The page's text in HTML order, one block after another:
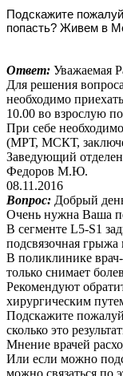
Подскажите
попасть? Живем в
Ответ: Уважаемая
Для решения
необходимо
10.00 во взрослую
При себе
(МРТ, МСКТ,
Заведующий
Федоров М.Ю.
08.11.2016
Вопрос: Добрый
Очень нужна Ваша
В сегменте L5-S1
подсвязочная
В поликлинике
только снимает
Рекомендуют
хирургическим
Подскажите
сколько это
Мнение врачей
Или если можно